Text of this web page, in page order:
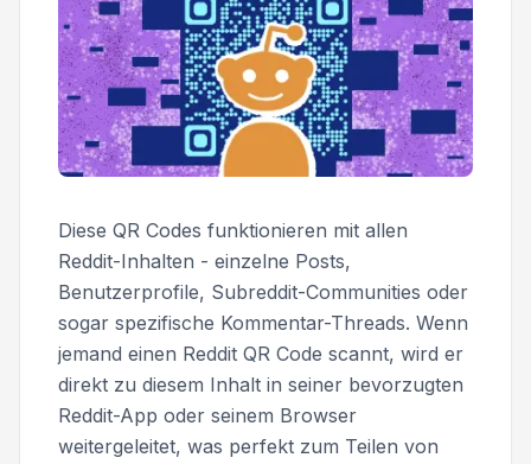
Diese QR Codes funktionieren mit allen
Reddit-Inhalten - einzelne Posts,
Benutzerprofile, Subreddit-Communities oder
sogar spezifische Kommentar-Threads. Wenn
jemand einen Reddit QR Code scannt, wird er
direkt zu diesem Inhalt in seiner bevorzugten
Reddit-App oder seinem Browser
weitergeleitet, was perfekt zum Teilen von